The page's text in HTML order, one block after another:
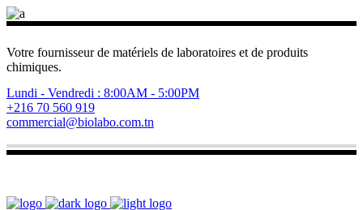
Votre fournisseur de matériels de laboratoires et de produits
chimiques.
Lundi - Vendredi : 8:00AM - 5:00PM
+216 70 560 919
commercial@biolabo.com.tn